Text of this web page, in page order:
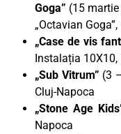
Goga” (15
„Octavian
„Case de vis
Instalația 10X10,
„Sub Vitrum” (3
Cluj-Napoca
„Stone Age
Napoca